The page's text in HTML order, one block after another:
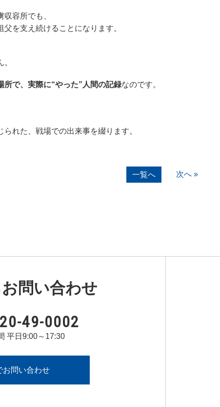
容所でも、
を支え続けることになります。
所で、実際に“やった”人間の記録なのです。
れた、戦場での出来事を綴ります。
一覧へ 次へ »
問い合わせ
49-0002
平日9:00～17:30
お問い合わせ